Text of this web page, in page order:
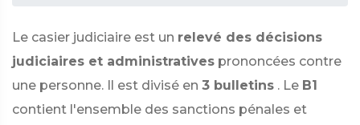
Le casier judiciaire est un relevé des décisions
judiciaires et administratives prononcées contre
une personne. Il est divisé en 3 bulletins . Le B1
contient l'ensemble des sanctions pénales et